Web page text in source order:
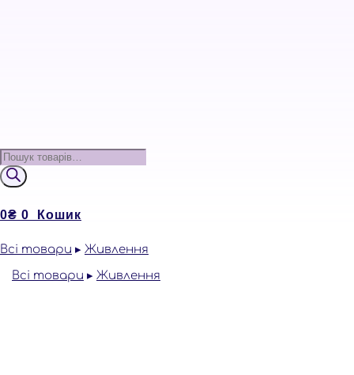
Пошук
товарів
0₴ 0 Кошик
Всі товари ▸ Живлення
Всі товари ▸ Живлення
Відео текстури